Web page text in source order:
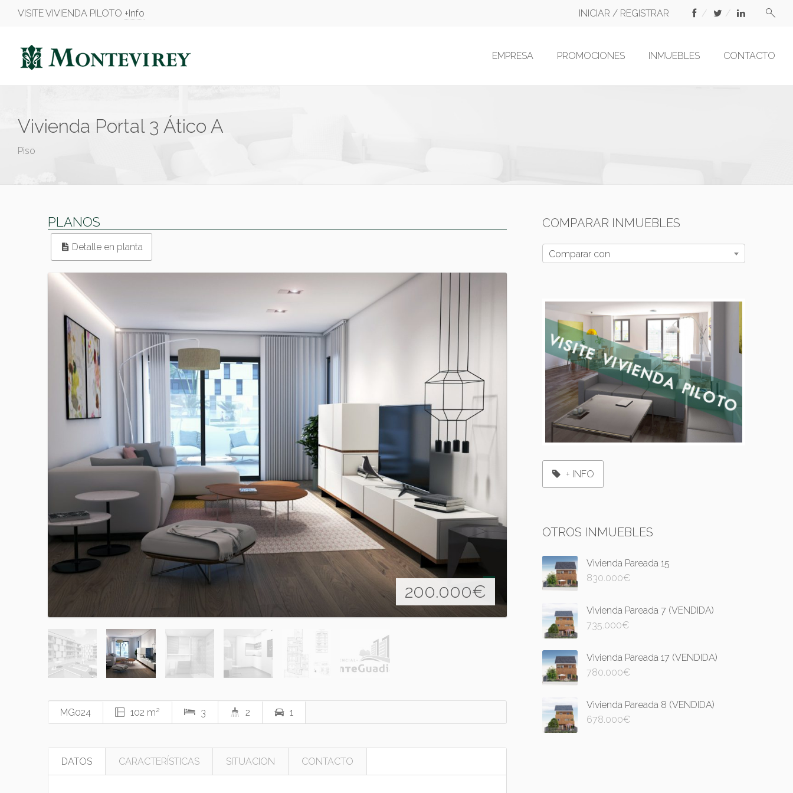
VISITE VIVIENDA PILOTO +Info INICIAR / REGISTRAR
EMPRESA PROMOCIONES INMUEBLES CONTACTO
Vivienda Portal 3 Ático A
Piso
PLANOS
Detalle en planta
200.000€
MG024 102 m2 3 2 1
DATOS CARACTERÍSTICAS SITUACION CONTACTO
COMPARAR INMUEBLES
Comparar con
+ INFO
OTROS INMUEBLES
Vivienda Pareada 15
830.000€
Vivienda Pareada 7 (VENDIDA)
735.000€
Vivienda Pareada 17 (VENDIDA)
780.000€
Vivienda Pareada 8 (VENDIDA)
678.000€